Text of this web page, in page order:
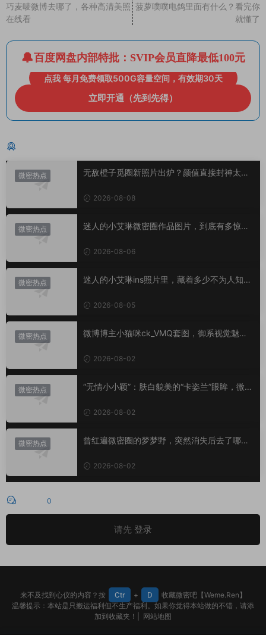
巧麦唛微博去哪了，各种高清美照
在线看
菠萝噗噗电鸽里面有什么？看完你
就懂了
百度网盘内部特批：SVIP会员直降最低100元
点我 每月免费领取500G容量空间，有效期30天
立即开通（先到先得）
微密热点
无敌橙子觅圈新照片出炉？颜值直接封神太惊
2026-08-08
微密热点
迷人的小艾琳微密圈作品图片，到底有多惊
2026-08-06
微密热点
迷人的小艾琳ins照片里，藏着多少不为人知的
2026-08-05
微密热点
微博博主小猫咪ck_VMQ套图，御系视觉魅力
2026-08-02
微密热点
“无情小小颖”：肤白貌美的“卡姿兰”眼眸，微密
2026-08-02
微密热点
曾红遍微密圈的梦梦野，突然消失后去了哪
2026-08-02
0
请先 登录
来不及找到心仪的内容？按 Ctr + D
收藏微密吧【Weme.Ren】
温馨提示：本站是只搬运福利但不生产福利。如果你觉得本站做的不错，请添
加到收藏夹！| 网站地图